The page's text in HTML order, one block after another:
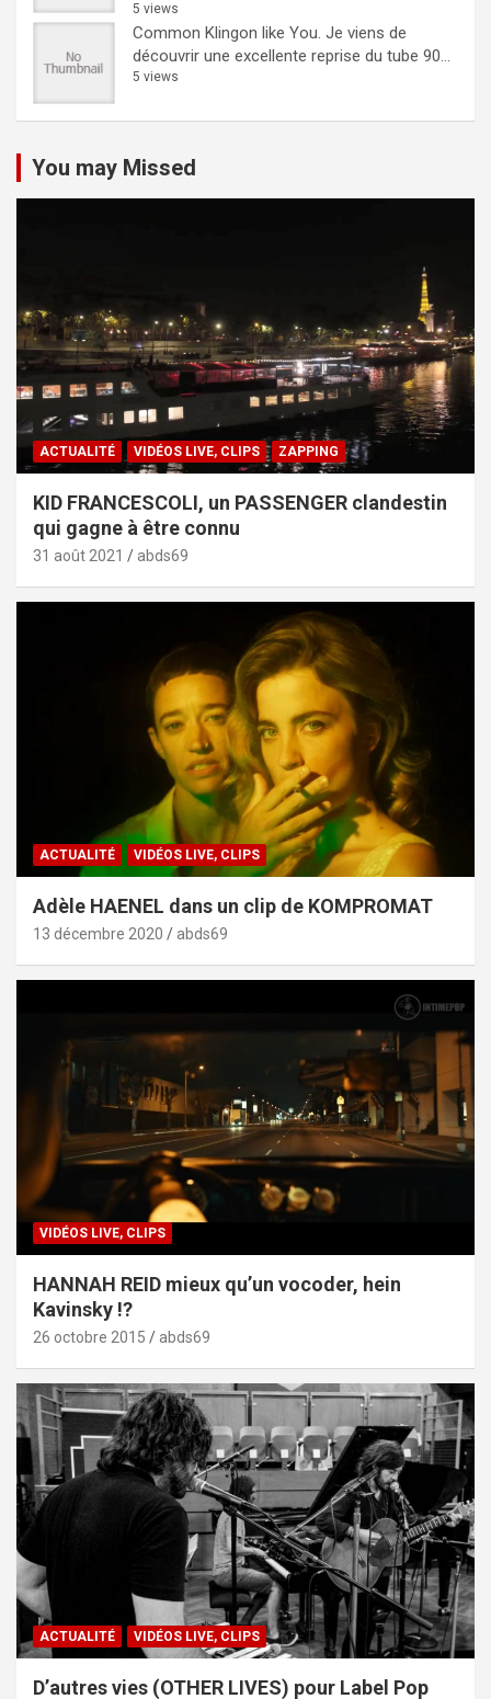
5 views
Common Klingon like You. Je viens de
découvrir une excellente reprise du tube 90...
5 views
You may Missed
ACTUALITÉ VIDÉOS LIVE, CLIPS ZAPPING
KID FRANCESCOLI, un PASSENGER clandestin
qui gagne à être connu
31 août 2021 abds69
ACTUALITÉ VIDÉOS LIVE, CLIPS
Adèle HAENEL dans un clip de KOMPROMAT
13 décembre 2020 abds69
VIDÉOS LIVE, CLIPS
HANNAH REID mieux qu’un vocoder, hein
Kavinsky !?
26 octobre 2015 abds69
ACTUALITÉ VIDÉOS LIVE, CLIPS
D’autres vies (OTHER LIVES) pour Label Pop